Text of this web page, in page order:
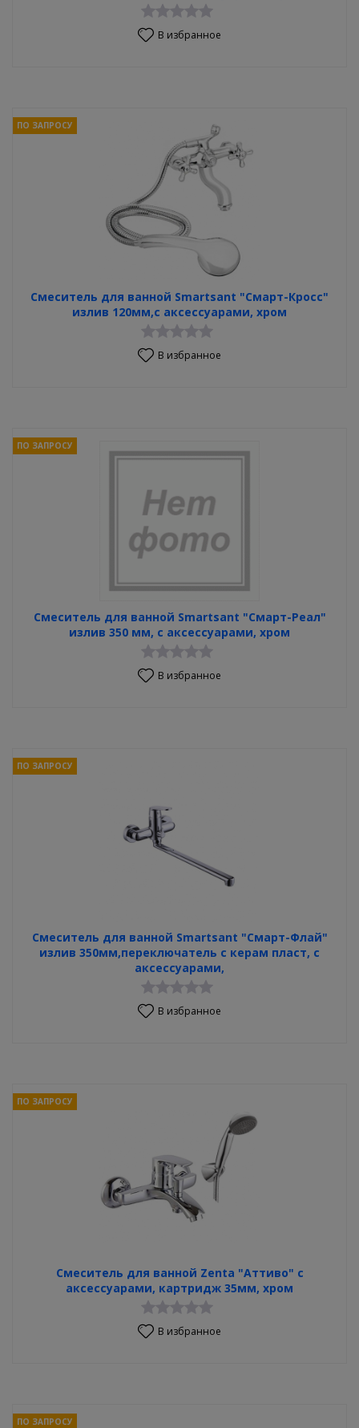
В избранное
Смеситель для ванной Smartsant "Смарт-Кросс"
излив 120мм,с аксессуарами, хром
ПО ЗАПРОСУ
В избранное
Смеситель для ванной Smartsant "Смарт-Реал"
излив 350 мм, с аксессуарами, хром
ПО ЗАПРОСУ
В избранное
Смеситель для ванной Smartsant "Смарт-Флай"
излив 350мм,переключатель с керам пласт, с
аксессуарами,
ПО ЗАПРОСУ
В избранное
Смеситель для ванной Zenta "Аттиво" с
аксессуарами, картридж 35мм, хром
ПО ЗАПРОСУ
В избранное
ПО ЗАПРОСУ